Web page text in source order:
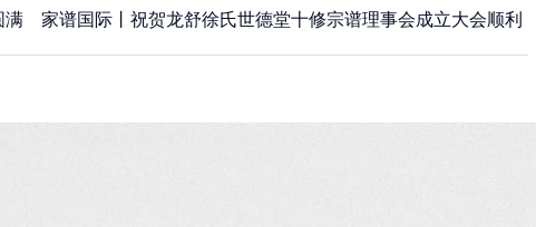
李集分
(2019/4/26)
满
家谱国际丨祝贺龙舒徐氏世德堂十修宗谱理事会成立大会顺利
(2019/4/9)